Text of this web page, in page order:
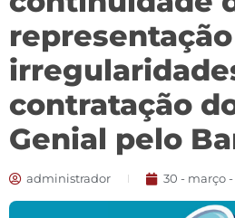
contratação
Genial pelo
administrador 30 - março -